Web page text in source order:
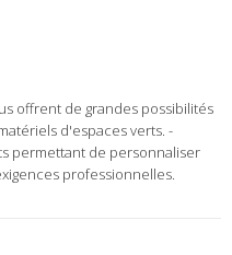
offrent de grandes possibilités
d'espaces verts. -
permettant de personnaliser
professionnelles.